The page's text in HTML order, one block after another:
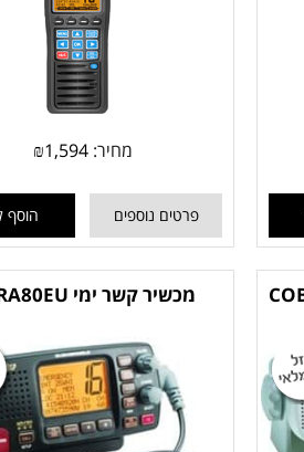
מחיר: ₪1,594
פרטים נוספים הוסף
מכשיר קשר ימי COBRA80EU